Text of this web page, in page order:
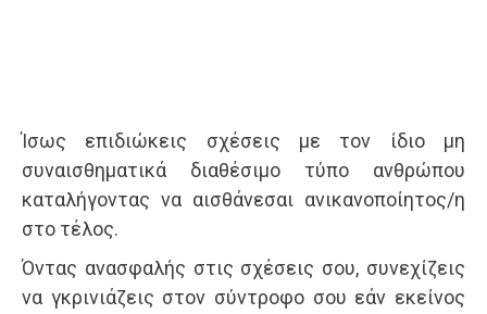
Ίσως επιδιώκεις σχέσεις με τον ίδιο μη
συναισθηματικά διαθέσιμο τύπο ανθρώπου
καταλήγοντας να αισθάνεσαι ανικανοποίητος/η
στο τέλος.
Όντας ανασφαλής στις σχέσεις σου, συνεχίζεις
να γκρινιάζεις στον σύντροφο σου εάν εκείνος